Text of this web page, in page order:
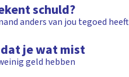
schuld?
anders van jou tegoed heeft
je wat mist
geld hebben